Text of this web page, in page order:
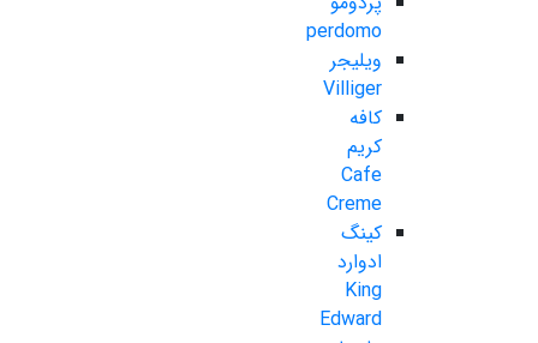
perdomo
ویلیجر
Villiger
کافه
کریم
Cafe
Creme
کینگ
ادوارد
King
Edward